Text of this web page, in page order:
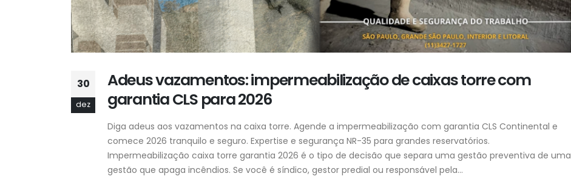
30
dez
Adeus vazamentos: impermeabilização de caixas torre com
garantia CLS para 2026
Diga adeus aos vazamentos na caixa torre. Agende a impermeabilização com garantia CLS Continental e
comece 2026 tranquilo e seguro. Expertise e segurança NR-35 para grandes reservatórios.
Impermeabilização caixa torre garantia 2026 é o tipo de decisão que separa uma gestão preventiva de uma
gestão que apaga incêndios. Se você é síndico, gestor predial ou responsável pela...